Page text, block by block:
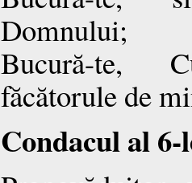
Domnului;
Bucură-te,
făcătorule de
Condacul al 6-